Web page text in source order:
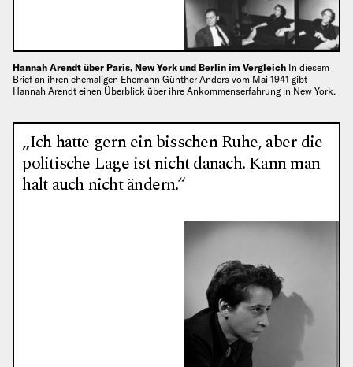
Hannah Arendt über Paris, New York und Berlin im Vergleich In diesem
Brief an ihren ehemaligen Ehemann Günther Anders vom Mai 1941 gibt
Hannah Arendt einen Überblick über ihre Ankommenserfahrung in New York.
„Ich hatte gern ein bisschen Ruhe, aber die
politische Lage ist nicht danach. Kann man
halt auch nicht ändern.“